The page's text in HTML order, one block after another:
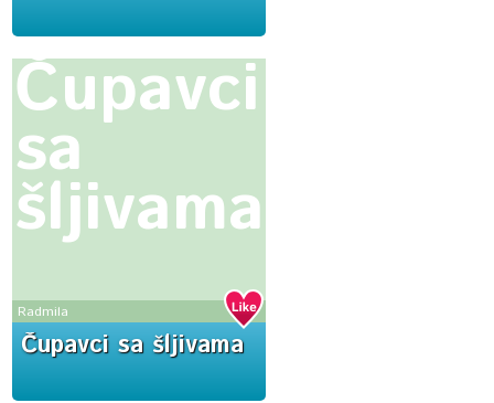
Čupavci
sa
šljivama
Radmila
Čupavci sa šljivama